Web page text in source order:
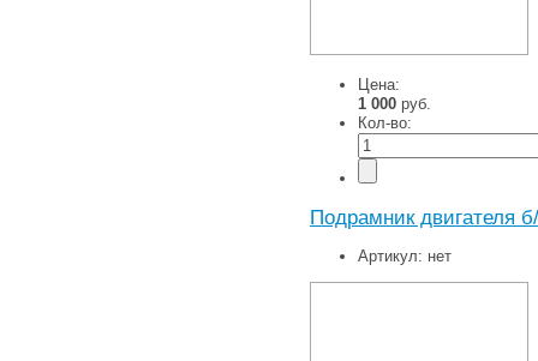
Цена:
1 000 руб.
Кол-во:
Подрамник двигателя
Артикул: нет